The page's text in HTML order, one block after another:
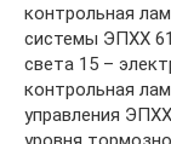
контрольная
системы ЭПХХ
света 15 –
контрольная
управления